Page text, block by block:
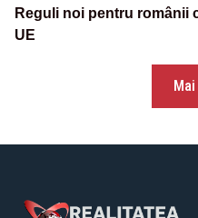
Reguli noi pentru românii
UE